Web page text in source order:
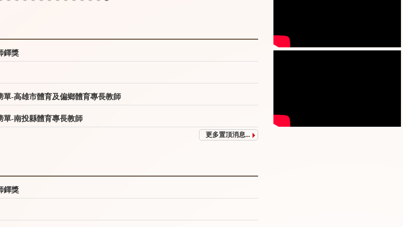
鐸獎
單-高雄市體育及偏鄉體育專長教師
單-南投縣體育專長教師
更多置頂消息...
鐸獎